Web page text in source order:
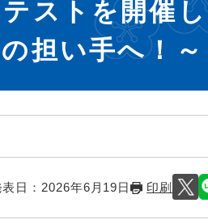
テストを開催し
担い手へ！～
日： 2026年6月19日 印刷